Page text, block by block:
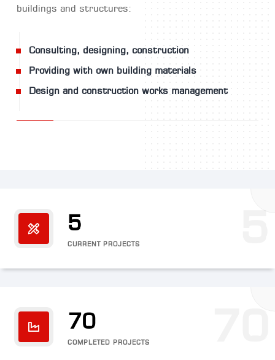
buildings and structures:
Consulting, designing, construction
Providing with own building materials
Design and construction works management
5
CURRENT PROJECTS
70
COMPLETED PROJECTS